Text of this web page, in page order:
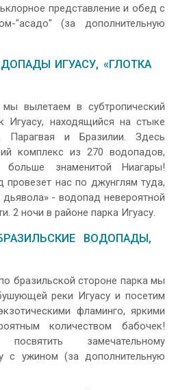
представление и обед с
"асадо" (за дополнительную
ИГУАСУ, «ГЛОТКА
вылетаем в субтропический
Игуасу, находящийся на стыке
Парагвая и Бразилии. Здесь
комплекс из 270 водопадов,
знаменитой Ниагары!
провезет нас по джунглям туда,
дьявола» - водопад невероятной
2 ночи в районе парка Игуасу.
ВОДОПАДЫ,
бразильской стороне парка мы
реки Игуасу и посетим
фламинго, яркими
количеством бабочек!
замечательному
с ужином (за дополнительную